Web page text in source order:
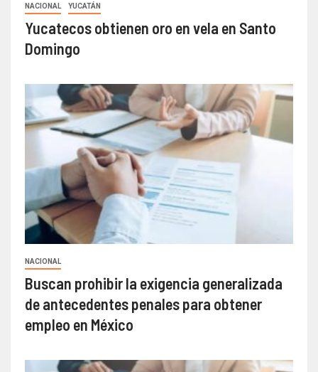
NACIONAL YUCATÁN
Yucatecos obtienen oro en vela en Santo
Domingo
NACIONAL
Buscan prohibir la exigencia generalizada
de antecedentes penales para obtener
empleo en México